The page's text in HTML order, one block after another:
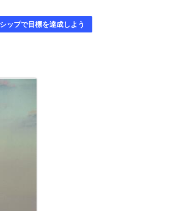
ップで目標を達成しよう